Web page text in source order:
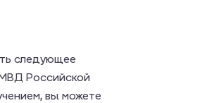
следующее
Российской
вы можете